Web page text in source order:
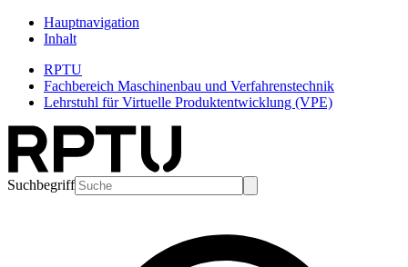
Hauptnavigation
Inhalt
RPTU
Fachbereich Maschinenbau und Verfahrenstechnik
Lehrstuhl für Virtuelle Produktentwicklung (VPE)
Suchbegriff